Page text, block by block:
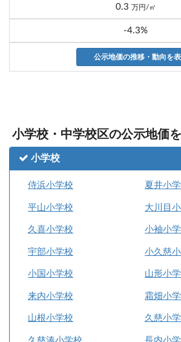
0.3 万円/㎡
-4.3%
公示地価の推移・動向を
小学校・中学校区の公示地価
小学校
侍浜小学校 夏井小
平山小学校 大川目
久喜小学校 小袖小
宇部小学校 小久慈
小国小学校 山形小
来内小学校 霜畑小
山根小学校 久慈小